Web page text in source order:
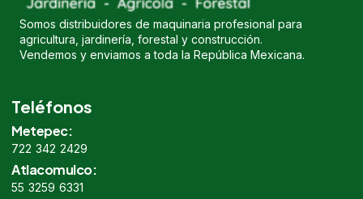
Somos distribuidores de maquinaria profesional para
agricultura, jardinería, forestal y construcción.
Vendemos y enviamos a toda la República Mexicana.
Teléfonos
Metepec:
722 342 2429
Atlacomulco:
55 3259 6331